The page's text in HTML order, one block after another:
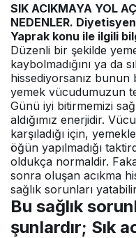
SIK ACIKMAYA YOL
NEDENLER.
Yaprak konu ile ilgili
Düzenli bir şekilde
kaybolmadığını ya da
hissediyorsanız
yemek vücudumuzun
Günü iyi bitirmemizi
aldığımız enerjidir.
karşıladığı için,
öğün yapılmadığı
oldukça normaldir.
sonra oluşan acıkma
sağlık sorunları
Bu sağlık
şunlardır; Sık